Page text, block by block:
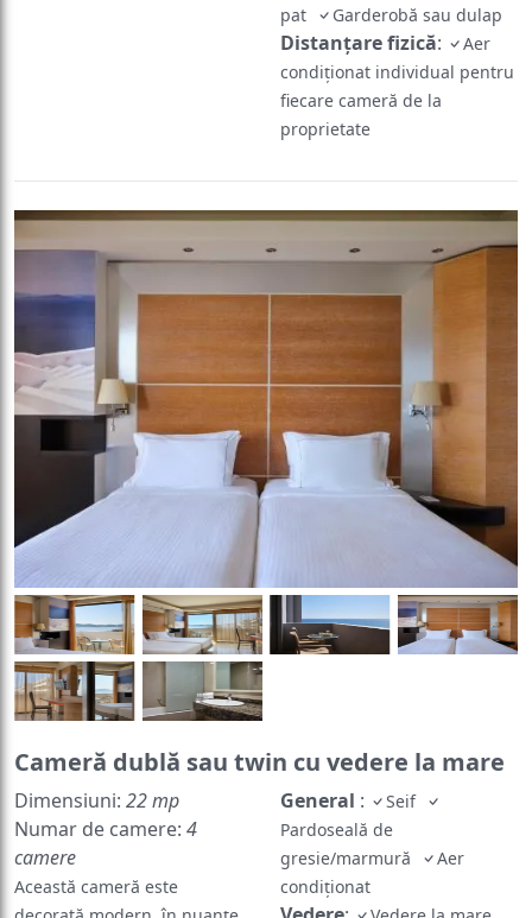
pat
Garderobă sau dulap
Distanțare fizică:
Aer
condiționat individual pentru
fiecare cameră de la
proprietate
Cameră dublă sau twin cu vedere la mare
Dimensiuni: 22 mp
Numar de camere: 4
camere
Această cameră este
General :
Seif
Pardoseală de
gresie/marmură
Aer
condiționat